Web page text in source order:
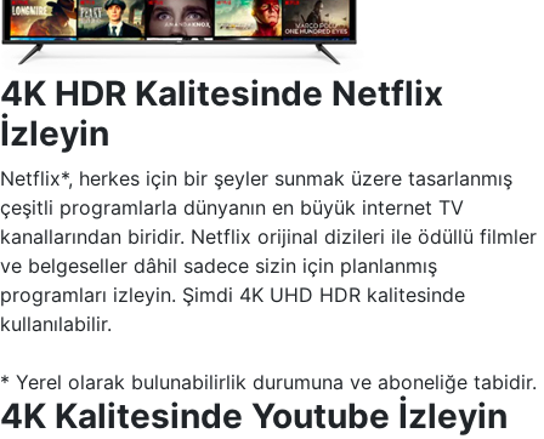
4K HDR Kalitesinde Netflix
İzleyin
Netflix*, herkes için bir şeyler sunmak üzere tasarlanmış
çeşitli programlarla dünyanın en büyük internet TV
kanallarından biridir. Netflix orijinal dizileri ile ödüllü filmler
ve belgeseller dâhil sadece sizin için planlanmış
programları izleyin. Şimdi 4K UHD HDR kalitesinde
kullanılabilir.
* Yerel olarak bulunabilirlik durumuna ve aboneliğe tabidir.
4K Kalitesinde Youtube İzleyin